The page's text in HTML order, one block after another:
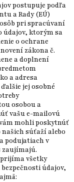
postupuje podľa
a Rady (EÚ)
osôb pri spracúvaní
údajov, ktorým sa
o ochrane
zákona č.
a doplnení
a adresa
jej osobné
osobou a
vašu e-mailovú
mohli poskytnúť
súťaží alebo
podujatiach v
zaujímajú.
prijíma všetky
údajov,